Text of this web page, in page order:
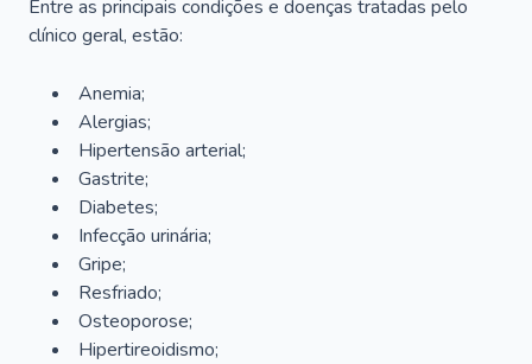
Entre as principais condições e doenças tratadas pelo
clínico geral, estão:
Anemia;
Alergias;
Hipertensão arterial;
Gastrite;
Diabetes;
Infecção urinária;
Gripe;
Resfriado;
Osteoporose;
Hipertireoidismo;